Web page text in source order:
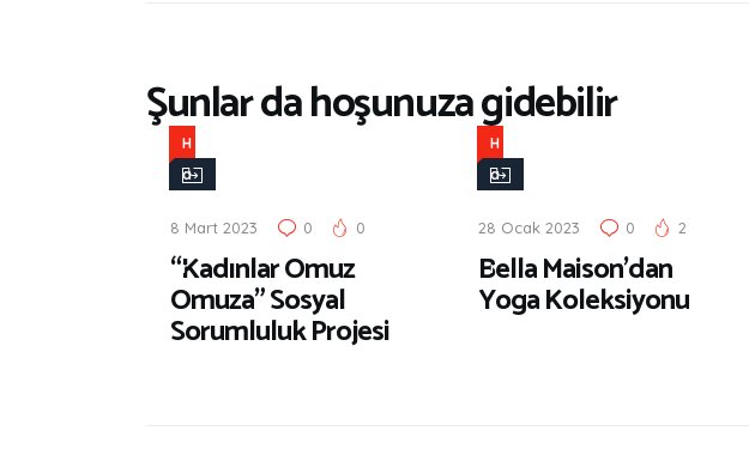
Şunlar da hoşunuza gidebilir
H
a
e
r
8 Mart 2023 0 0
“Kadınlar Omuz
Omuza” Sosyal
Sorumluluk Projesi
H
a
e
r
28 Ocak 2023 0 2
Bella Maison’dan
Yoga Koleksiyonu